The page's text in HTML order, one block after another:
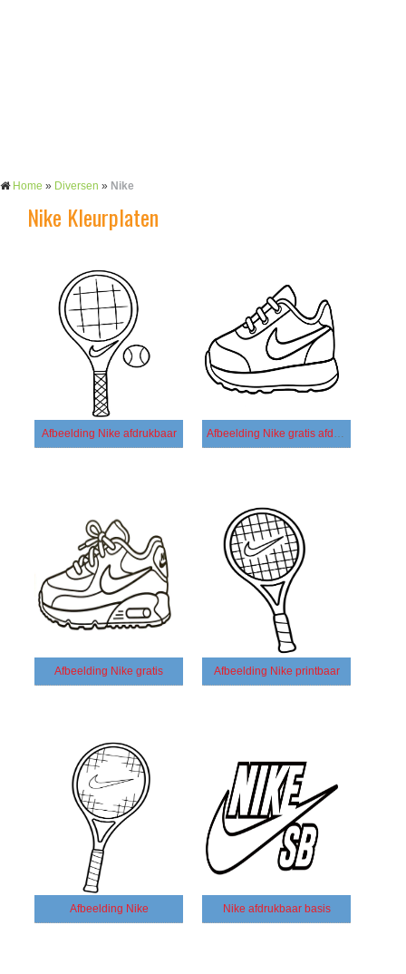
Home » Diversen » Nike
Nike Kleurplaten
Afbeelding Nike afdrukbaar Afbeelding Nike gratis afdrukbaar
Afbeelding Nike gratis Afbeelding Nike printbaar
Afbeelding Nike Nike afdrukbaar basis